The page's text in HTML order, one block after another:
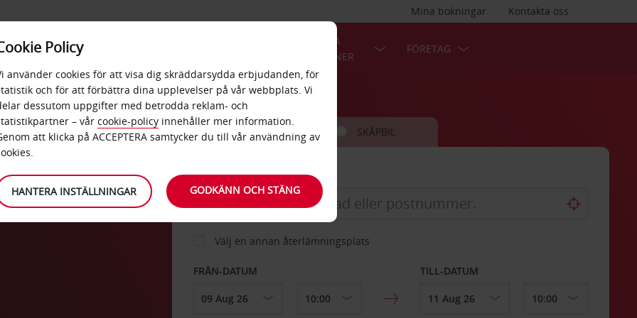
Kontakta oss
Mina bokningar
ERBJUDANDEN
POPULÄRA
DESTINATIONER
FÖRETAG
BIL SKÅPBIL
HÄMTA FRÅN
Välj en annan återlämningsplats
FRÅN-DATUM TILL-DATUM
Policy
använder cookies för att visa dig skräddarsydda erbjudanden, för
och för att förbättra dina upplevelser på vår webbplats. Vi
dessutom uppgifter med betrodda reklam- och
– vår cookie-policy innehåller mer information.
att klicka på ACCEPTERA samtycker du till vår användning av
HANTERA INSTÄLLNINGAR GODKÄNN OCH STÄNG